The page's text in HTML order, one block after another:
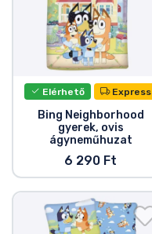
Elérhető Express
Bing Neighborhood
gyerek, ovis
ágyneműhuzat
6 290 Ft